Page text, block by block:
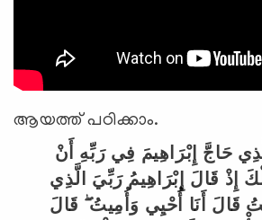
ആയത്ത് പഠിക്കാം.
حَاجَّ إِبْرَاهِيمَ فِي رَبِّهِ أَنْ
إِذْ قَالَ إِبْرَاهِيمُ رَبِّيَ الَّذِي
قَالَ أَنَا أُحْيِي وَأُمِيتُ ۖ قَالَ